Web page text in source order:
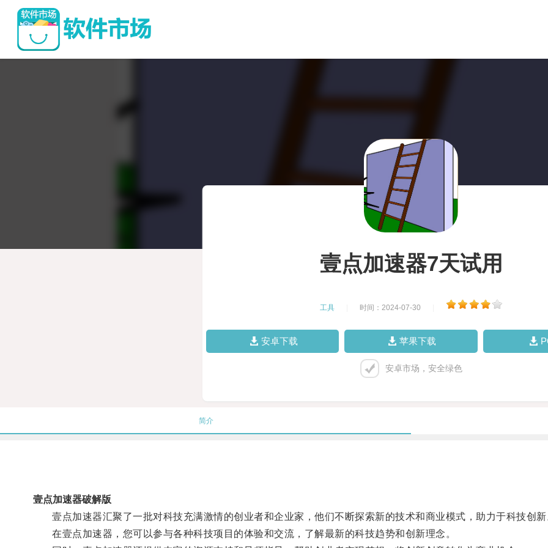
壹点加速器7天试用
工具 时间：2024-07-30
安卓下载 苹果下载
安卓市场，安全绿色
简介
壹点加速器破解版
壹点加速器汇聚了一批对科技充满激情的创业者和企业家，他们不断探索新的技术和商业模式，助力于科技创新
在壹点加速器，您可以参与各种科技项目的体验和交流，了解最新的科技趋势和创新理念。